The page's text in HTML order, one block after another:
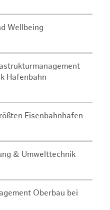
Wellbeing
Hafenbahn
Eisenbahnhafen
& Umwelttechnik
Oberbau bei